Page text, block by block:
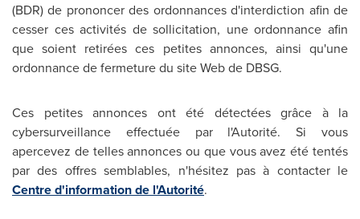
(BDR) de prononcer des ordonnances d'interdiction afin de
cesser ces activités de sollicitation, une ordonnance afin
que soient retirées ces petites annonces, ainsi qu'une
ordonnance de fermeture du site Web de DBSG.
Ces petites annonces ont été détectées grâce à la
cybersurveillance effectuée par l'Autorité. Si vous
apercevez de telles annonces ou que vous avez été tentés
par des offres semblables, n'hésitez pas à contacter le
Centre d'information de l'Autorité.